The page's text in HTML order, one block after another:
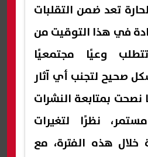
تعد ضمن التقلبات
في هذا التوقيت من
وعيًا مجتمعيًا
صحيح لتجنب أي آثار
بمتابعة النشرات
نظرًا لتغيرات
هذه الفترة، مع